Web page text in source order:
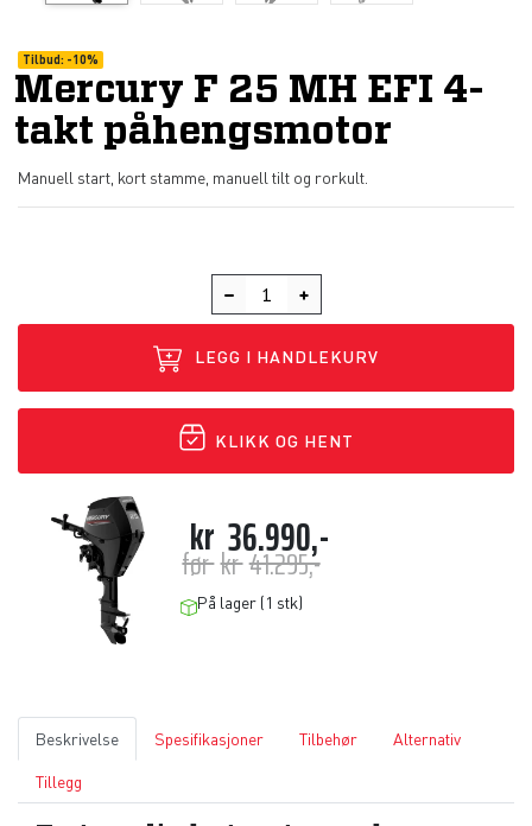
Tilbud: -10%
Mercury F 25 MH EFI 4-
takt påhengsmotor
Manuell start, kort stamme, manuell tilt og rorkult.
LEGG I HANDLEKURV
KLIKK OG HENT
kr 36.990,-
førkr41.295,-
På lager (1 stk)
Beskrivelse Spesifikasjoner Tilbehør
Alternativ
Tillegg